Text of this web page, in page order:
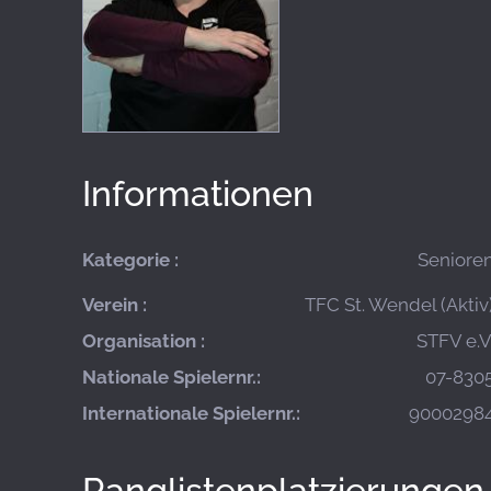
Informationen
Kategorie :
Verein :
TFC St. Wendel
Organisation :
STFV
Nationale Spielernr.:
07-
Internationale Spielernr.: